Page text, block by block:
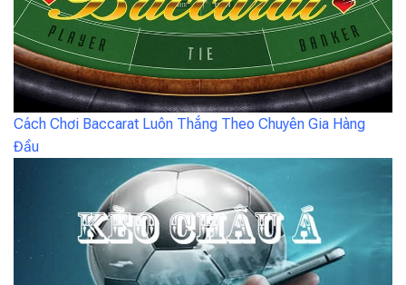
Cách Chơi Baccarat Luôn Thắng Theo Chuyên Gia Hàng
Đầu